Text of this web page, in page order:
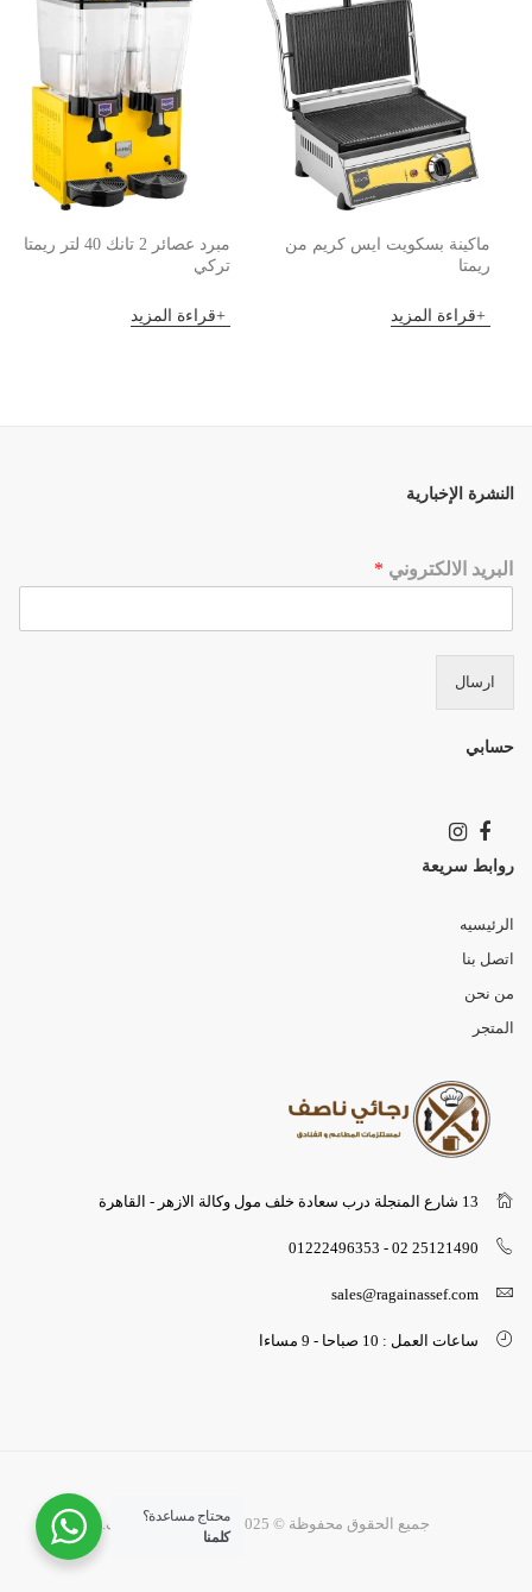
مبرد عصائر 2 تانك 40 لتر ريمتا
تركي
قراءة المزيد
ماكينة بسكويت ايس كريم من
ريمتا
قراءة المزيد
النشرة الإخبارية
البريد الالكتروني *
ارسال
حسابي
روابط سريعة
الرئيسيه
اتصل بنا
من نحن
المتجر
13 شارع المنجلة درب سعادة خلف مول وكالة الازهر - القاهرة
25121490 02 - 01222496353
sales@ragainassef.com
ساعات العمل : 10 صباحا - 9 مساءا
جميع الحقوق محفوظة © 2025 لشركة رجائي ناصف.
محتاج مساعدة؟
كلمنا